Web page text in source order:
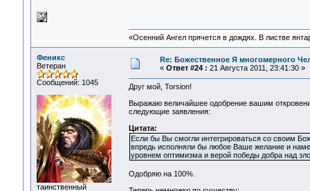
«Осенний Ангел прячется в дождях. В листве
Феникс
Ветеран
Сообщений: 1045
таинственный
Re: Божественное Я многомерного
« Ответ #24 : 21 Августа 2011, 23:41:30 »
Друг мой, Torsion!
Выражаю величайшее одобрение вашим
следующие заявления:
Цитата:
Если бы Вы смогли интегрироваться со своим
впредь исполняли бы любое Ваше желание и
уровнем оптимизма и верой победы добра над
Одобряю на 100%.